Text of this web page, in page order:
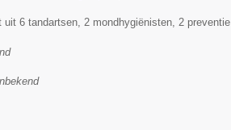
uit 6 tandartsen, 2 mondhygiënisten, 2 preventie